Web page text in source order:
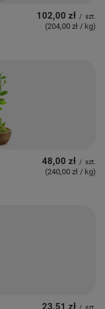
102,00 zł / szt.
(204,00 zł / kg)
48,00 zł / szt.
(240,00 zł / kg)
23,51 zł